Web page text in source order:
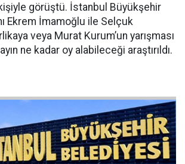
görüştü. İstanbul Büyükşehir
Ekrem İmamoğlu ile Selçuk
veya Murat Kurum’un yarışması
ne kadar oy alabileceği araştırıldı.